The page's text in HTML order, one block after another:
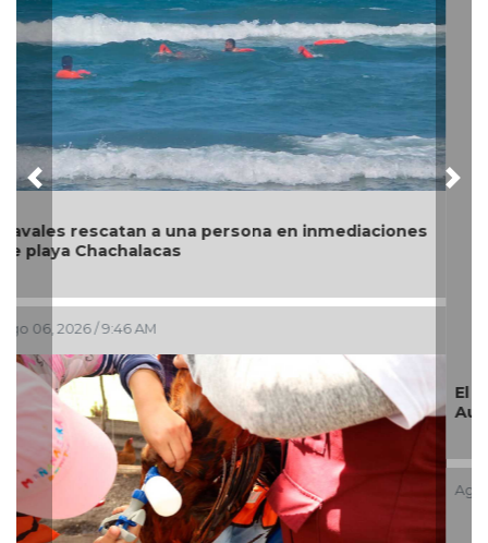
El debate de la Protección de los Derechos de las
Audiencias.
Ago 06, 2026 / 8:57 AM
Previous